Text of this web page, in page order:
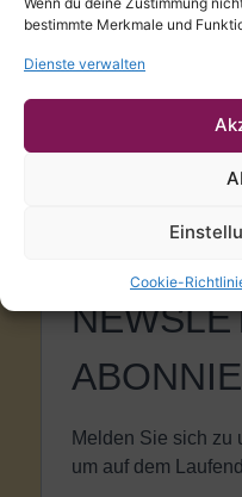
bestimmte Merkmale und
Dienste verwalten
Cookie-
ÖFFNUNGSZEITEN
Donnerstag – Dienstag
9:30 – 21:00 Uhr
Küche durchgehend
Melden Sie sich zu
um auf dem